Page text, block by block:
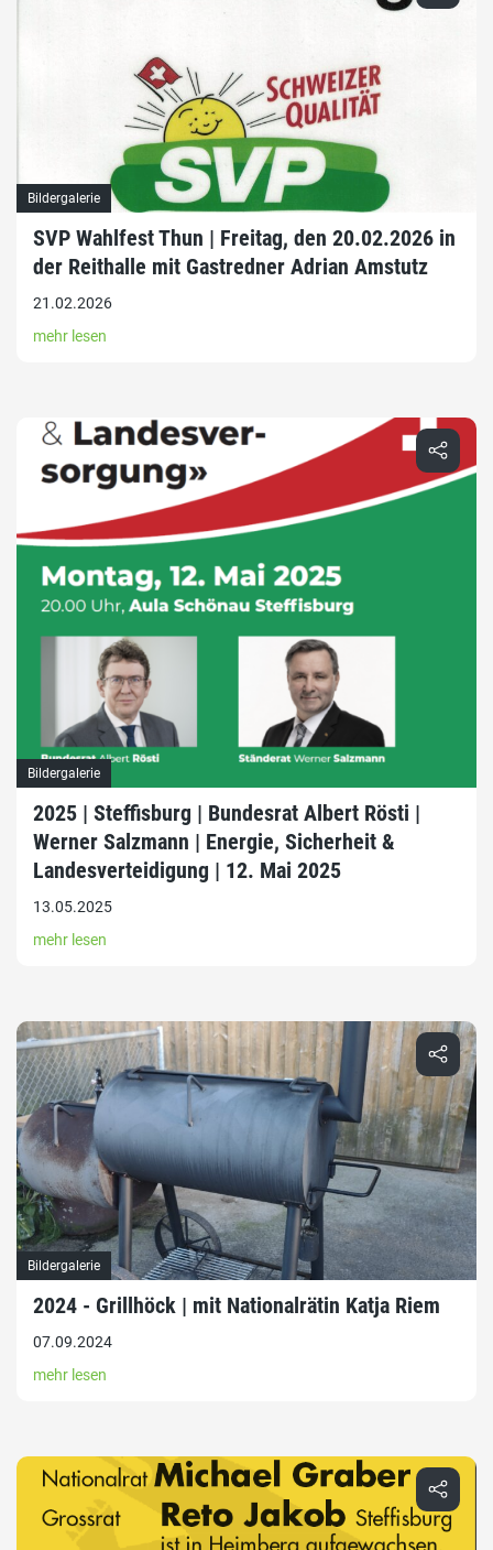
Bildergalerie
SVP Wahlfest Thun | Freitag, den 20.02.2026 in
der Reithalle mit Gastredner Adrian Amstutz
21.02.2026
mehr lesen
Bildergalerie
2025 | Steffisburg | Bundesrat Albert Rösti |
Werner Salzmann | Energie, Sicherheit &
Landesverteidigung | 12. Mai 2025
13.05.2025
mehr lesen
Bildergalerie
2024 - Grillhöck | mit Nationalrätin Katja Riem
07.09.2024
mehr lesen